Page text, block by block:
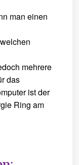
man einen
mehrere
das
ist der
Ring am